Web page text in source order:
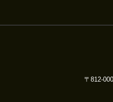
〒812-